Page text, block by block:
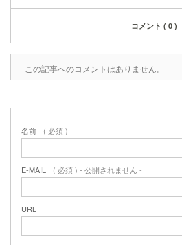
コメント ( 0 )
この記事へのコメントはありません。
名前 ( 必須 )
E-MAIL ( 必須 ) - 公開されません -
URL